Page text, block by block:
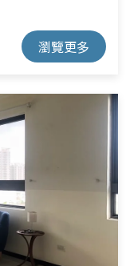
瀏覽更多